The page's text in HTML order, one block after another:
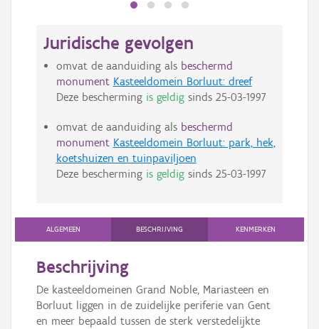
Juridische gevolgen
omvat de aanduiding als beschermd
monument Kasteeldomein Borluut: dreef
Deze bescherming is geldigsinds 25-03-1997
omvat de aanduiding als beschermd
monument Kasteeldomein Borluut: park, hek,
koetshuizen en tuinpaviljoen
Deze bescherming is geldigsinds 25-03-1997
ALGEMEEN BESCHRIJVING KENMERKEN
Beschrijving
De kasteeldomeinen Grand Noble, Mariasteen en
Borluut liggen in de zuidelijke periferie van Gent
en meer bepaald tussen de sterk verstedelijkte